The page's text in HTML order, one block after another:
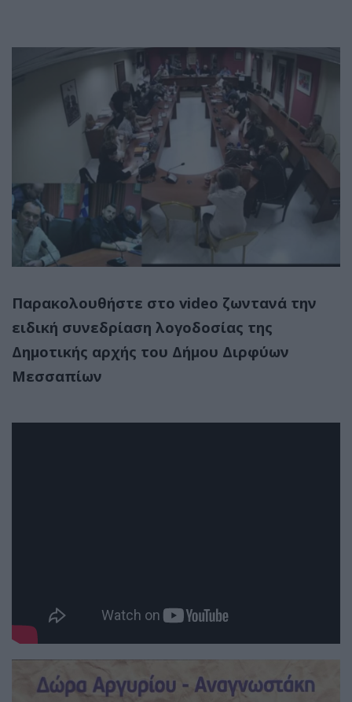
Παρακολουθήστε στο video ζωντανά την
ειδική συνεδρίαση λογοδοσίας της
Δημοτικής αρχής του Δήμου Διρφύων
Μεσσαπίων